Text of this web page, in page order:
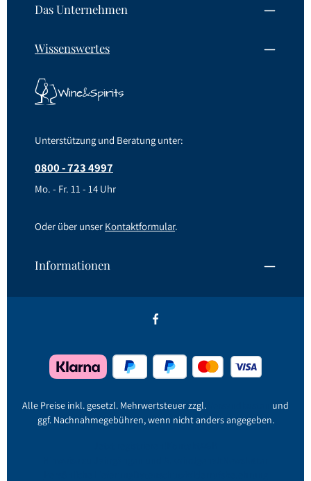
Das Unternehmen
Wissenswertes
Unterstützung und Beratung unter:
0800 - 723 4997
Mo. - Fr. 11 - 14 Uhr
Oder über unser Kontaktformular.
Informationen
Alle Preise inkl. gesetzl. Mehrwertsteuer zzgl.
und
ggf. Nachnahmegebühren, wenn nicht anders angegeben.